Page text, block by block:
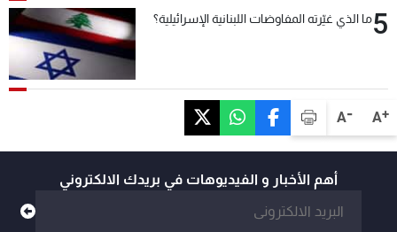
A+
A-
5ما الذي غيّرته المفاوضات اللبنانية الإسرائيلية؟
أهم الأخبار و الفيديوهات في بريدك الالكتروني